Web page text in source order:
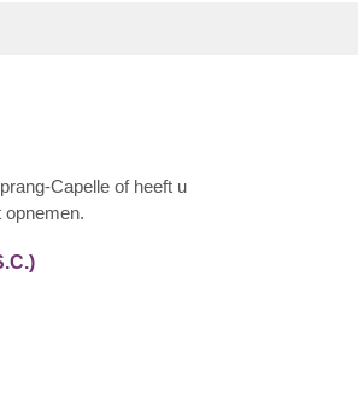
Capelle of heeft u